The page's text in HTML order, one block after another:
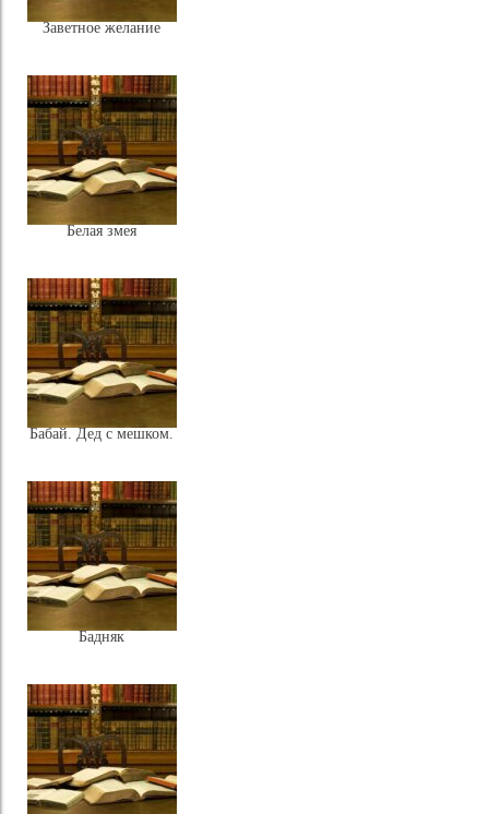
Заветное желание
Белая змея
Бабай. Дед с мешком.
Бадняк